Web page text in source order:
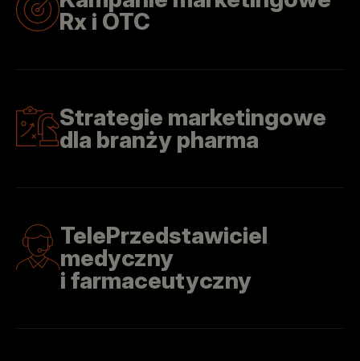
Rx i OTC
Strategie marketingowe
dla branży pharma
TelePrzedstawiciel
medyczny
i farmaceutyczny